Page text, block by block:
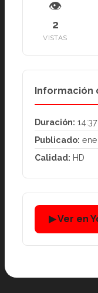
👁
2
VISTAS
Información
Duración: 14:37
Publicado:
Calidad: HD
▶ Ver en